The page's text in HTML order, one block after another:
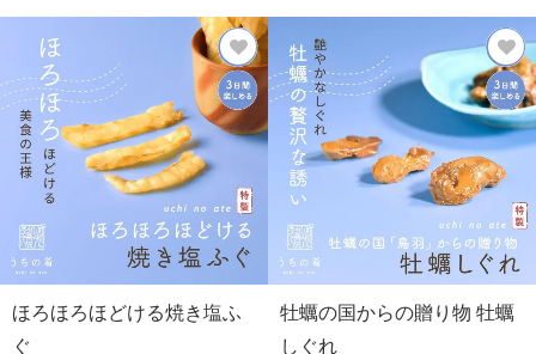
ほろほろほどける焼き塩ふ
ぐ
牡蠣の国からの贈り物 牡蠣
しぐれ